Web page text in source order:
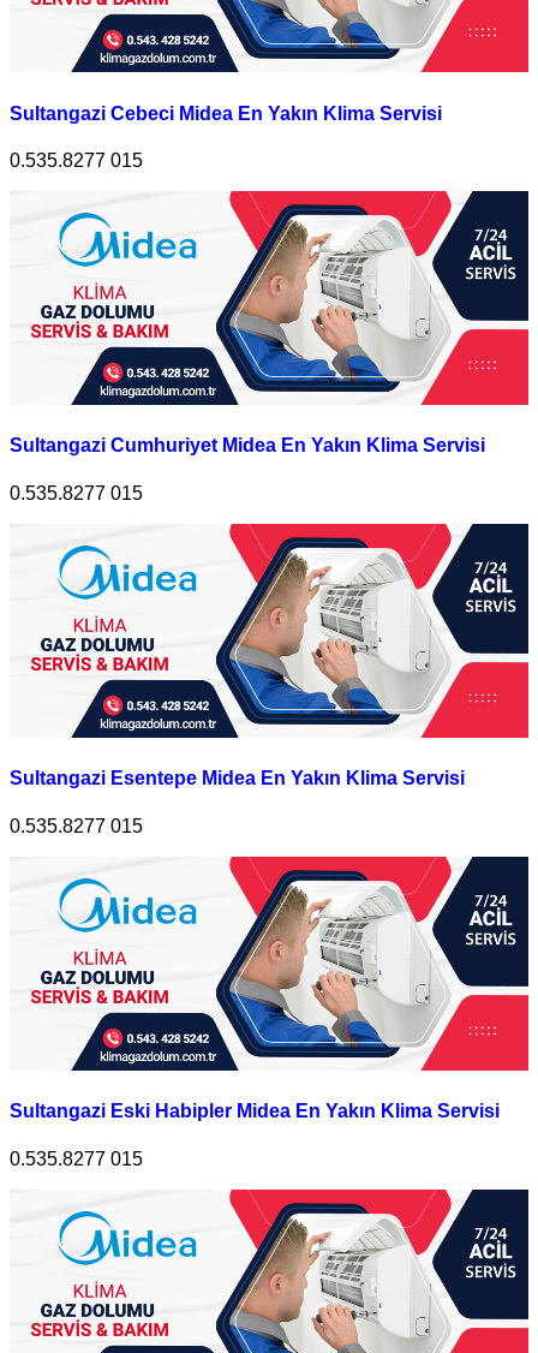
Sultangazi Cebeci Midea En Yakın Klima Servisi
0.535.8277 015
Sultangazi Cumhuriyet Midea En Yakın Klima Servisi
0.535.8277 015
Sultangazi Esentepe Midea En Yakın Klima Servisi
0.535.8277 015
Sultangazi Eski Habipler Midea En Yakın Klima Servisi
0.535.8277 015